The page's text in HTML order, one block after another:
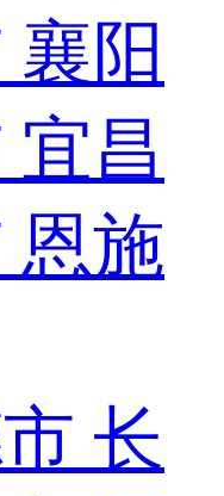
襄阳
宜昌
恩施
长